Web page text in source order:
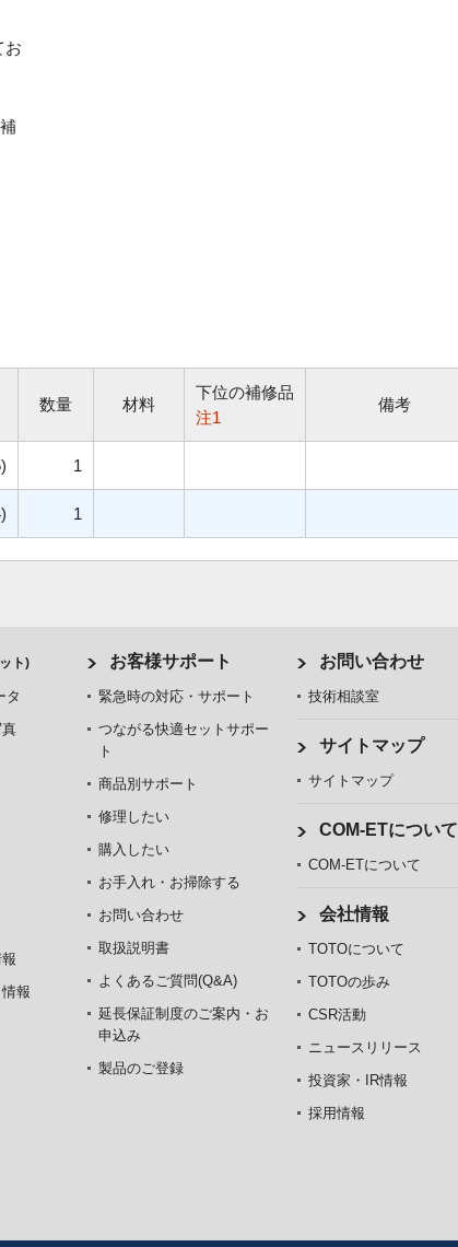
お
数量 材料
下位の補修品
注1
備考
1
1
ト)
タ
報
お客様サポート
緊急時の対応・サポート
つながる快適セットサポー
ト
商品別サポート
修理したい
購入したい
お手入れ・お掃除する
お問い合わせ
取扱説明書
よくあるご質問(Q&A)
延長保証制度のご案内・お
申込み
製品のご登録
お問い合わせ
技術相談室
サイトマップ
サイトマップ
COM-ETについて
COM-ETについて
会社情報
TOTOについて
TOTOの歩み
CSR活動
ニュースリリース
投資家・IR情報
採用情報